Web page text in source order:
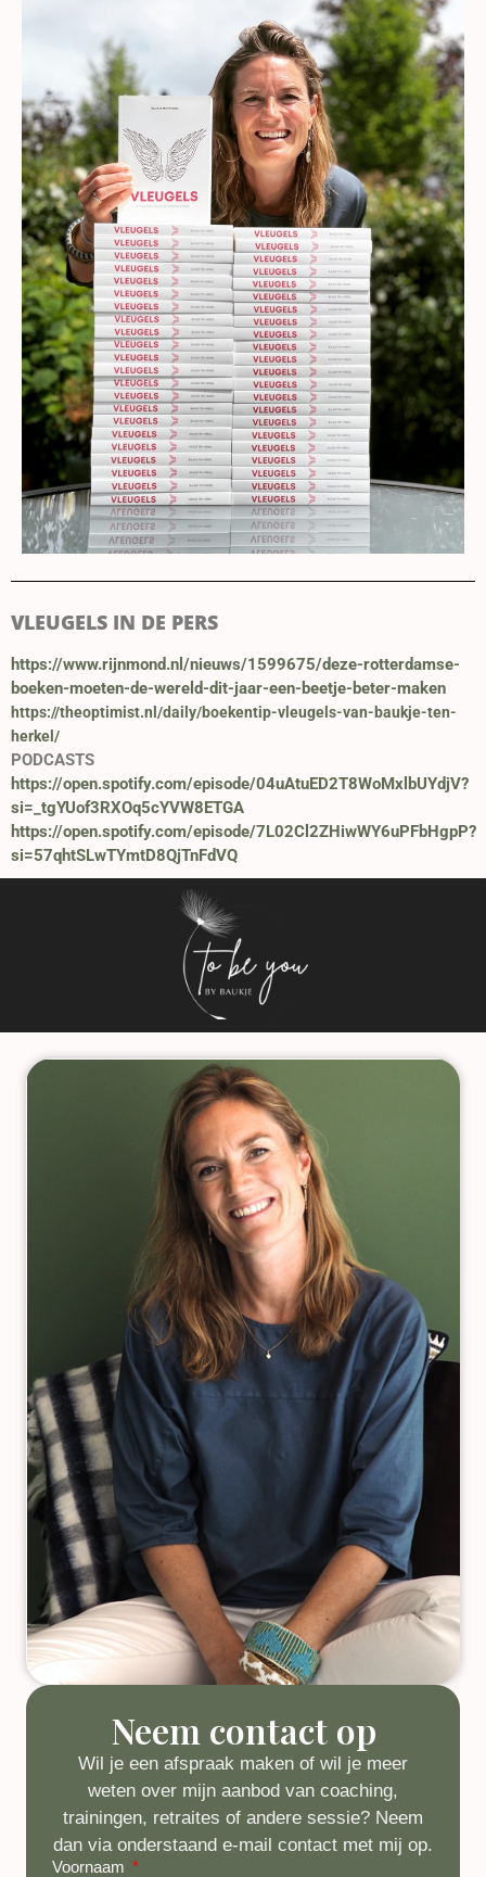
VLEUGELS IN DE PERS
https://www.rijnmond.nl/nieuws/1599675/deze-rotterdamse-
boeken-moeten-de-wereld-dit-jaar-een-beetje-beter-maken
https://theoptimist.nl/daily/boekentip-vleugels-van-baukje-ten-
herkel/
PODCASTS
https://open.spotify.com/episode/04uAtuED2T8WoMxlbUYdjV?
si=_tgYUof3RXOq5cYVW8ETGA
https://open.spotify.com/episode/7L02Cl2ZHiwWY6uPFbHgpP?
si=57qhtSLwTYmtD8QjTnFdVQ
Neem contact op
Wil je een afspraak maken of wil je meer
weten over mijn aanbod van coaching,
trainingen, retraites of andere sessie? Neem
dan via onderstaand e-mail contact met mij op.
Voornaam